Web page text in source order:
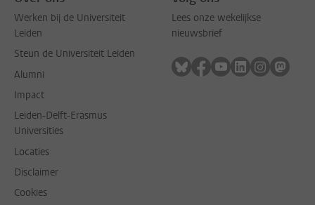
Werken bij de Universiteit
Leiden
Steun de Universiteit Leiden
Alumni
Impact
Leiden-Delft-Erasmus
Universities
Locaties
Disclaimer
Cookies
Lees onze wekelijkse
nieuwsbrief
Volg ons op bluesky
Volg ons op facebook
Volg ons op
Volg ons op
Volg ons
Volg